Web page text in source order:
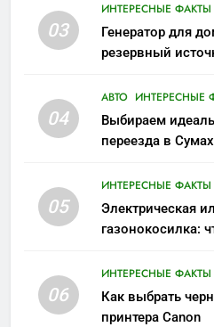
03
ИНТЕРЕСНЫЕ ФАКТЫ
Генератор для
резервный
04
АВТО ИНТЕРЕСНЫЕ
Выбираем
переезда в
05
ИНТЕРЕСНЫЕ ФАКТЫ
Электрическая
газонокосилка:
06
ИНТЕРЕСНЫЕ ФАКТЫ
Как выбрать
принтера Canon